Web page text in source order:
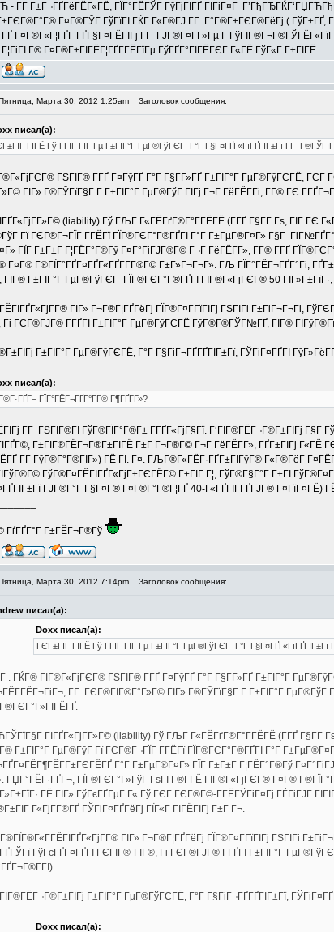
Г­Г Г±Г¬ГҐГёГЁГ«ГЁ, ГЇГ°ГЁГЎГ ГўГјГІГҐ ГІГіГ¤Г
Г¤Г®ГЎГ ГўГїГІ ГЌГ Г«Г®ГЈ Г­Г Г°Г®Г±ГЄГ®ГёГј ( ГўГ±ГҐ,
Г¤Г®Г«Г¦ГҐГ­ ГҐГ§Г¤ГЁГІГј Г­Г ГЈГ®Г¤Г­Г»Гµ Г
Г® Г¤Г®Г±ГІГЁГ¦ГҐГ­ГЁГїГµ ГўГҐГ°ГІГЁГЄГ Г«ГЁ ГўГ«Г Г±ГІГЁ.....
Марта 30, 2012 1:25am Заголовок сообщения:
писал(а):
ГІГЁ Гў ГГІГ ГІГ Гµ Г±ГІГ°Г ГµГ®ГўГЄГ Г°Г Г§Г¤ГҐГ«ГїГҐГІГ±Гї Г­Г
ГЅГІГ® Г­ГҐ Г¤ГўГҐ Г°Г Г§Г­Г»ГҐ Г±ГІГ°Г ГµГ®ГўГЄГЁ,
ГІГ» Г®ГЎГїГ§Г Г­ Г±ГІГ°Г ГµГ®ГўГ ГІГј Г¬Г ГёГЁГ­Гі, Г­Г® ГЄ
(liability) Гў ГЉГ Г«ГЁГґГ®Г°Г­ГЁГЁ (Г­ГҐ Г§Г­Г Гѕ, ГІГ ГЄ
Гї ГЄГ®Г¬ГЇГ Г­ГЁГї ГЇГ®ГЄГ°Г®ГҐГІ Г°Г Г±ГµГ®Г¤Г» Г§Г
ГЇГ Г±Г±Г Г¦ГЁГ°Г®Гў Г¤Г°ГіГЈГ®Г© Г¬Г ГёГЁГ­Г», Г­Г® Г­ГҐ
Г¤Г® Г®ГЇГ°ГҐГ¤ГҐГ«ГҐГ­Г­Г®Г© Г±Г»Г¬Г¬Г». ГЉ ГЇГ°ГЁГ¬ГҐГ°Гі,
ГІГ® Г±ГІГ°Г ГµГ®ГўГЄГ ГЇГ®ГЄГ°Г®ГҐГІ ГІГ®Г«ГјГЄГ® 50
ГІГ» Г¬Г®Г¦ГҐГёГј ГЇГ®Г¤Г­ГїГІГј ГЅГІГі Г±ГіГ¬Г¬Гі,
Гі ГЄГ®ГЈГ® Г­ГҐГІ Г±ГІГ°Г ГµГ®ГўГЄГЁ ГўГ®Г®ГЎГ№ГҐ, ГІГ®
Г±ГІГ°Г ГµГ®ГўГЄГЁ, Г°Г Г§ГіГ¬ГҐГҐГІГ±Гї, ГЎГіГ¤ГҐГІ
писал(а):
ГЇГ°ГЁГ¬ГҐГ°Г­Г® Г¶ГҐГ­Г»?
Г­Г ГЅГІГ®ГІ ГўГ®ГЇГ°Г®Г± Г­ГҐГ«ГјГ§Гї. Г‘ГІГ®ГЁГ¬Г®Г±ГІГј
Г±ГІГ®ГЁГ¬Г®Г±ГІГЁ Г±Г Г¬Г®Г© Г¬Г ГёГЁГ­Г», ГҐГ±ГІГј
Г­Г ГўГ®Г°Г®ГІГ») ГЁ ГІ. Г¤. ГЉГ®Г«ГЁГ·ГҐГ±ГІГўГ® Г«Г®ГёГ
ГўГ®Г¤ГЁГІГҐГ«ГјГ±ГЄГЁГ© Г±ГІГ Г¦, ГўГ®Г§Г°Г Г±ГІ
ГЈГ®Г°Г Г§Г¤Г® Г¤Г®Г°Г®Г¦ГҐ 40-Г«ГҐГІГ­ГҐГЈГ® Г¤ГїГ¤ГЁ)
ГѓГҐГ°Г Г±ГЁГ¬Г®Гў
Марта 30, 2012 7:14pm Заголовок сообщения:
писал(а):
Doxx писал(а):
ГЄГ±ГІГ ГІГЁ Гў ГГІГ ГІГ Гµ Г±ГІГ°Г ГµГ®ГўГЄГ Г°Г
. ГЌГ® ГІГ®Г«ГјГЄГ® ГЅГІГ® Г­ГҐ Г¤ГўГҐ Г°Г Г§Г­Г»ГҐ Г±ГІГ°Г
Г­Г ГЄГ®ГІГ®Г°Г»Г© ГІГ» Г®ГЎГїГ§Г Г­ Г±ГІГ°Г ГµГ®ГўГ
ГІГҐГ«ГјГ­Г»Г© (liability) Гў ГЉГ Г«ГЁГґГ®Г°Г­ГЁГЁ (Г­ГҐ Г§Г­Г
Г±ГІГ°Г ГµГ®ГўГ Гї ГЄГ®Г¬ГЇГ Г­ГЁГї ГЇГ®ГЄГ°Г®ГҐГІ Г°Г
Г°Г Г±ГµГ®Г¤Г» ГЇГ Г±Г±Г Г¦ГЁГ°Г®Гў
ГЏГ°ГЁГ·ГҐГ¬, ГЇГ®ГЄГ°Г»ГўГ ГѕГІ Г®Г­ГЁ ГІГ®Г«ГјГЄГ® Г¤Г®
ГЁ ГІГ» ГўГєГҐГµГ Г« Гў ГЄГ ГЄГ®Г©-Г­ГЁГЎГіГ¤Гј ГЃГіГЈГ
Г«ГјГ­Г®ГҐ ГЎГіГ¤ГҐГёГј ГЇГ«Г ГІГЁГІГј Г±Г Г¬.
ГІГ» Г¬Г®Г¦ГҐГёГј ГЇГ®Г¤Г­ГїГІГј ГЅГІГі
ГўГєГҐГ¤ГҐГІ ГЄГІГ®-ГІГ®, Гі ГЄГ®ГЈГ® Г­ГҐГІ Г±ГІГ°Г
Г±ГІГ°Г ГµГ®ГўГЄГЁ, Г°Г Г§ГіГ¬ГҐГҐГІГ±Гї,
Doxx писал(а):